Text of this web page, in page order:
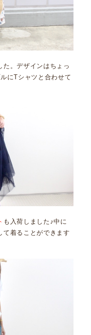
た。デザインはちょっ
にTシャツと合わせて
も入荷しました♪中に
て着ることができます